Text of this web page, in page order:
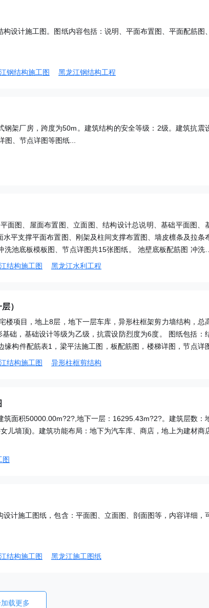
构设计施工图。图纸内容包括：说明、平面布置图、平面配筋图
钢结构施工图 黑龙江钢结构工程
架厂房，跨度为50m。建筑结构的安全等级：2级。建筑抗震
、节点详图等图纸...
面图、屋面布置图、立面图、结构设计总说明、基础平面图、
水平支撑平面布置图、刚架及柱间支撑布置图、墙皮檩条及拉条
洗池底板模板图、节点详图共15张图纸。 池壁底板配筋图 冲洗
及屋面水平支撑平面布置图
结构施工图 黑龙江水利工程
）
楼项目，地上8层，地下一层车库，异形柱框架剪力墙结构，总
础，基础设计等级为乙级，抗震设防烈度为6度。 图纸包括：
构件配筋表1，梁平法施工图，板配筋图，楼梯详图，节点详
层梁平法施工图 20.900层板配筋图 楼梯图 -0.070～5.900边缘
结构施工图 异形柱框剪结构
面积50000.00m?2?,地下一层：16295.43m?2?。建筑层数：
墙顶)。建筑功能布局：地下为汽车库、商店，地上为建材商
图
设计施工图纸，包含：平面图、立面图、剖面图等，内容详细，
结构施工图 黑龙江施工图纸
加载更多